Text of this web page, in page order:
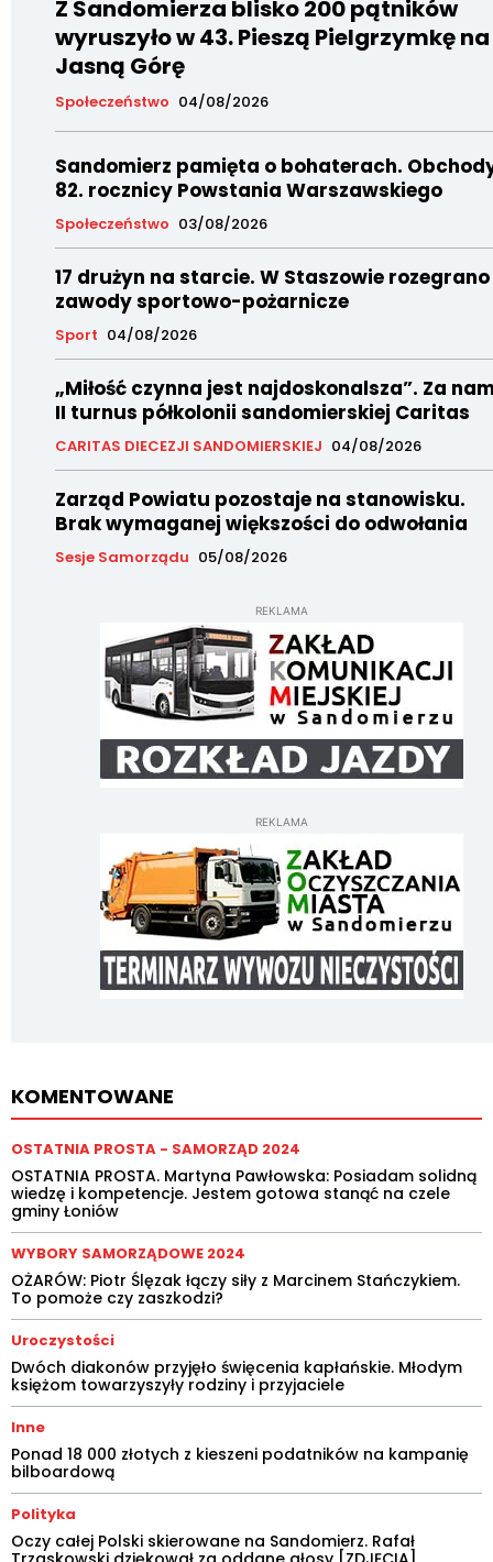
Z Sandomierza blisko 200 pątników
wyruszyło w 43. Pieszą Pielgrzymkę na
Jasną Górę
Społeczeństwo 04/08/2026
Sandomierz pamięta o bohaterach.
82. rocznicy Powstania Warszawskiego
Społeczeństwo 03/08/2026
17 drużyn na starcie. W Staszowie rozegrano
zawody sportowo-pożarnicze
Sport 04/08/2026
„Miłość czynna jest najdoskonalsza”. Za
II turnus półkolonii sandomierskiej Caritas
CARITAS DIECEZJI SANDOMIERSKIEJ 04/08/2026
Zarząd Powiatu pozostaje na stanowisku.
Brak wymaganej większości do odwołania
Sesje Samorządu 05/08/2026
REKLAMA
REKLAMA
KOMENTOWANE
OSTATNIA PROSTA - SAMORZĄD 2024
OSTATNIA PROSTA. Martyna Pawłowska: Posiadam solidną
wiedzę i kompetencje. Jestem gotowa stanąć na czele
gminy Łoniów
WYBORY SAMORZĄDOWE 2024
OŻARÓW: Piotr Ślęzak łączy siły z Marcinem Stańczykiem.
To pomoże czy zaszkodzi?
Uroczystości
Dwóch diakonów przyjęło święcenia kapłańskie. Młodym
księżom towarzyszyły rodziny i przyjaciele
Inne
Ponad 18 000 złotych z kieszeni podatników na kampanię
bilboardową
Polityka
Oczy całej Polski skierowane na Sandomierz. Rafał